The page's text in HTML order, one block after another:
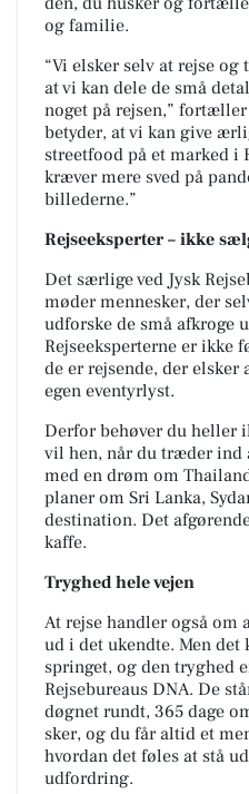
og familie.
“Vi elsker selv at rejse og
at vi kan dele de små
noget på rejsen,”
betyder, at vi kan give
streetfood på et marked i
kræver mere sved på
billederne.”
Rejseeksperter – ikke
Det særlige ved Jysk
møder mennesker, der
udforske de små afkroge
Rejseeksperterne er ikke
de er rejsende, der elsker
egen eventyrlyst.
Derfor behøver du heller
vil hen, når du træder ind
med en drøm om
planer om Sri Lanka,
destination. Det
kaffe.
Tryghed hele vejen
At rejse handler også om
ud i det ukendte. Men
springet, og den tryghed
Rejsebureaus DNA. De
døgnet rundt, 365 dage
sker, og du får altid et
hvordan det føles at stå
udfordring.